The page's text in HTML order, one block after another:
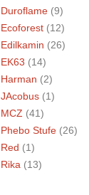
Duroflame (9)
Ecoforest (12)
Edilkamin (26)
EK63 (14)
Harman (2)
JAcobus (1)
MCZ (41)
Phebo Stufe (26)
Red (1)
Rika (13)